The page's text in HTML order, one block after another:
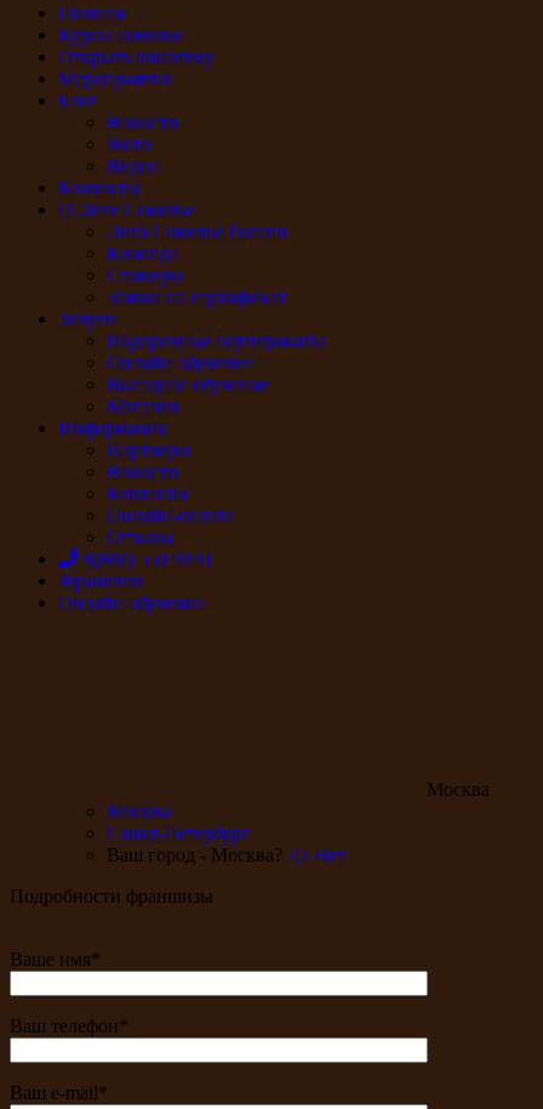
Главная
Курсы сомелье
Открыть винотеку
Мероприятия
Блог
Новости
Фото
Видео
Контакты
О Лиге Сомелье
Лига Сомелье России
Команда
Спикеры
Заявка на сертификат
Услуги
Подарочные сертификаты
Онлайн обучение
Выездное обучение
Магазин
Информация
Партнеры
Новости
Контакты
Онлайн-оплата
Отзывы
8(800) 550 9193
Франшиза
Онлайн обучение
Москва
Москва
Санкт-Петербург
Ваш город - Москва? Да Нет
Подробности франшизы
Ваше имя*
Ваш телефон*
Ваш e-mail*